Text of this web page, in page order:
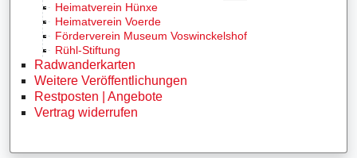
Heimatverein Hünxe
Heimatverein Voerde
Förderverein Museum Voswinckelshof
Rühl-Stiftung
Radwanderkarten
Weitere Veröffentlichungen
Restposten | Angebote
Vertrag widerrufen